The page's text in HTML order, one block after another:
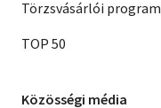
Törzsvásárlói program
TOP 50
Közösségi média